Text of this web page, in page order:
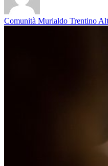
Comunità Murialdo Trentino